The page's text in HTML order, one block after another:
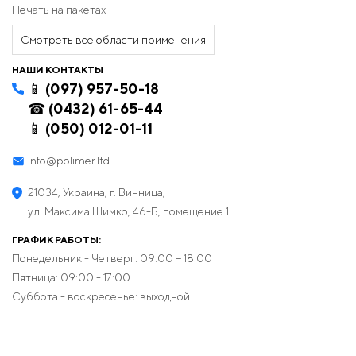
скидки, что делает наши пленки особенно
привлекательными для бизнеса любого масштаба.
Выберите «Полимер» – вашего партнера во
Львове
Мы не просто производим пленку, мы предлагаем
преуспевать. С «Полимером» вы получаете не только
вашем успехе.
помочь в реализации вашего проекта.
Печать на пакетах
Смотреть все области применения
НАШИ КОНТАКТЫ
📱 (097) 957-50-18
☎ (0432) 61-65-44
📱 (050) 012-01-11
info@polimer.ltd
21034, Украина, г. Винница,
ул. Максима Шимко, 46-Б, помещение 1
ГРАФИК РАБОТЫ:
Понедельник - Четверг: 09:00 − 18:00
Пятница: 09:00 - 17:00
Суббота - воскресенье: выходной